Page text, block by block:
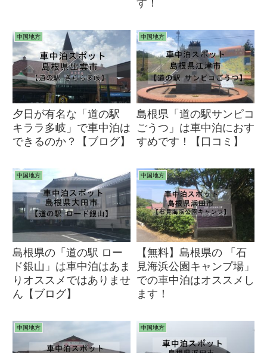
す！
中国地方
夕日が有名な「道の駅
キララ多岐」で車中泊は
できるのか？【ブログ】
中国地方
島根県「道の駅サンピコ
ごうつ」は車中泊におす
すめです！【口コミ】
中国地方
島根県の「道の駅 ロー
ド銀山」は車中泊はあま
りオススメではありませ
ん【ブログ】
中国地方
【無料】島根県の 「石
見海浜公園キャンプ場」
での車中泊はオススメし
ます！
中国地方 中国地方